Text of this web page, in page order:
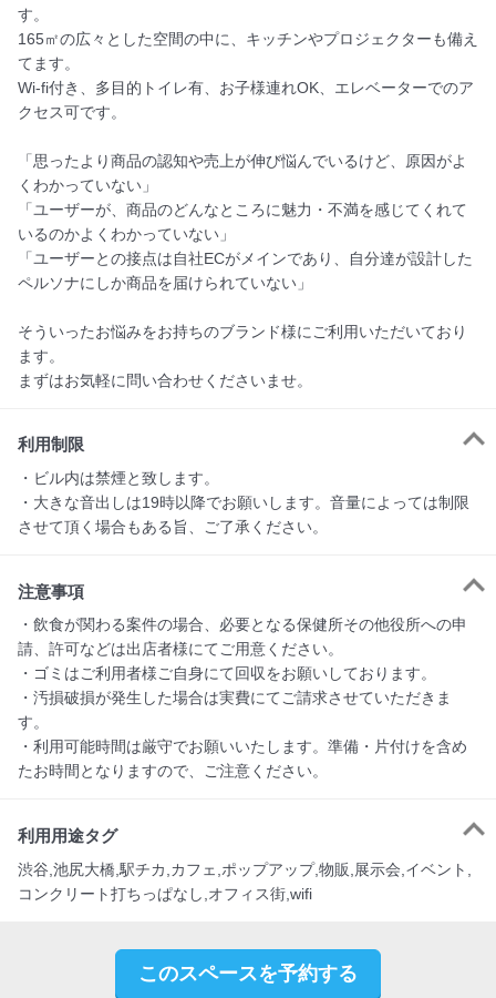
す。
165㎡の広々とした空間の中に、キッチンやプロジェクターも備え
てます。
Wi-fi付き、多目的トイレ有、お子様連れOK、エレベーターでのア
クセス可です。
「思ったより商品の認知や売上が伸び悩んでいるけど、原因がよ
くわかっていない」
「ユーザーが、商品のどんなところに魅力・不満を感じてくれて
いるのかよくわかっていない」
「ユーザーとの接点は自社ECがメインであり、自分達が設計した
ペルソナにしか商品を届けられていない」
そういったお悩みをお持ちのブランド様にご利用いただいており
ます。
まずはお気軽に問い合わせくださいませ。
利用制限
・ビル内は禁煙と致します。
・大きな音出しは19時以降でお願いします。音量によっては制限
させて頂く場合もある旨、ご了承ください。
注意事項
・飲食が関わる案件の場合、必要となる保健所その他役所への申
請、許可などは出店者様にてご用意ください。
・ゴミはご利用者様ご自身にて回収をお願いしております。
・汚損破損が発生した場合は実費にてご請求させていただきま
す。
・利用可能時間は厳守でお願いいたします。準備・片付けを含め
たお時間となりますので、ご注意ください。
利用用途タグ
渋谷,池尻大橋,駅チカ,カフェ,ポップアップ,物販,展示会,イベント,
コンクリート打ちっぱなし,オフィス街,wifi
このスペースを予約する